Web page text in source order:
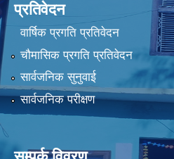
प्रतिवेदन
वार्षिक प्रगति प्रतिवेदन
चौमासिक प्रगति प्रतिवेदन
सार्वजनिक सुनुवाई
सार्वजनिक परीक्षण